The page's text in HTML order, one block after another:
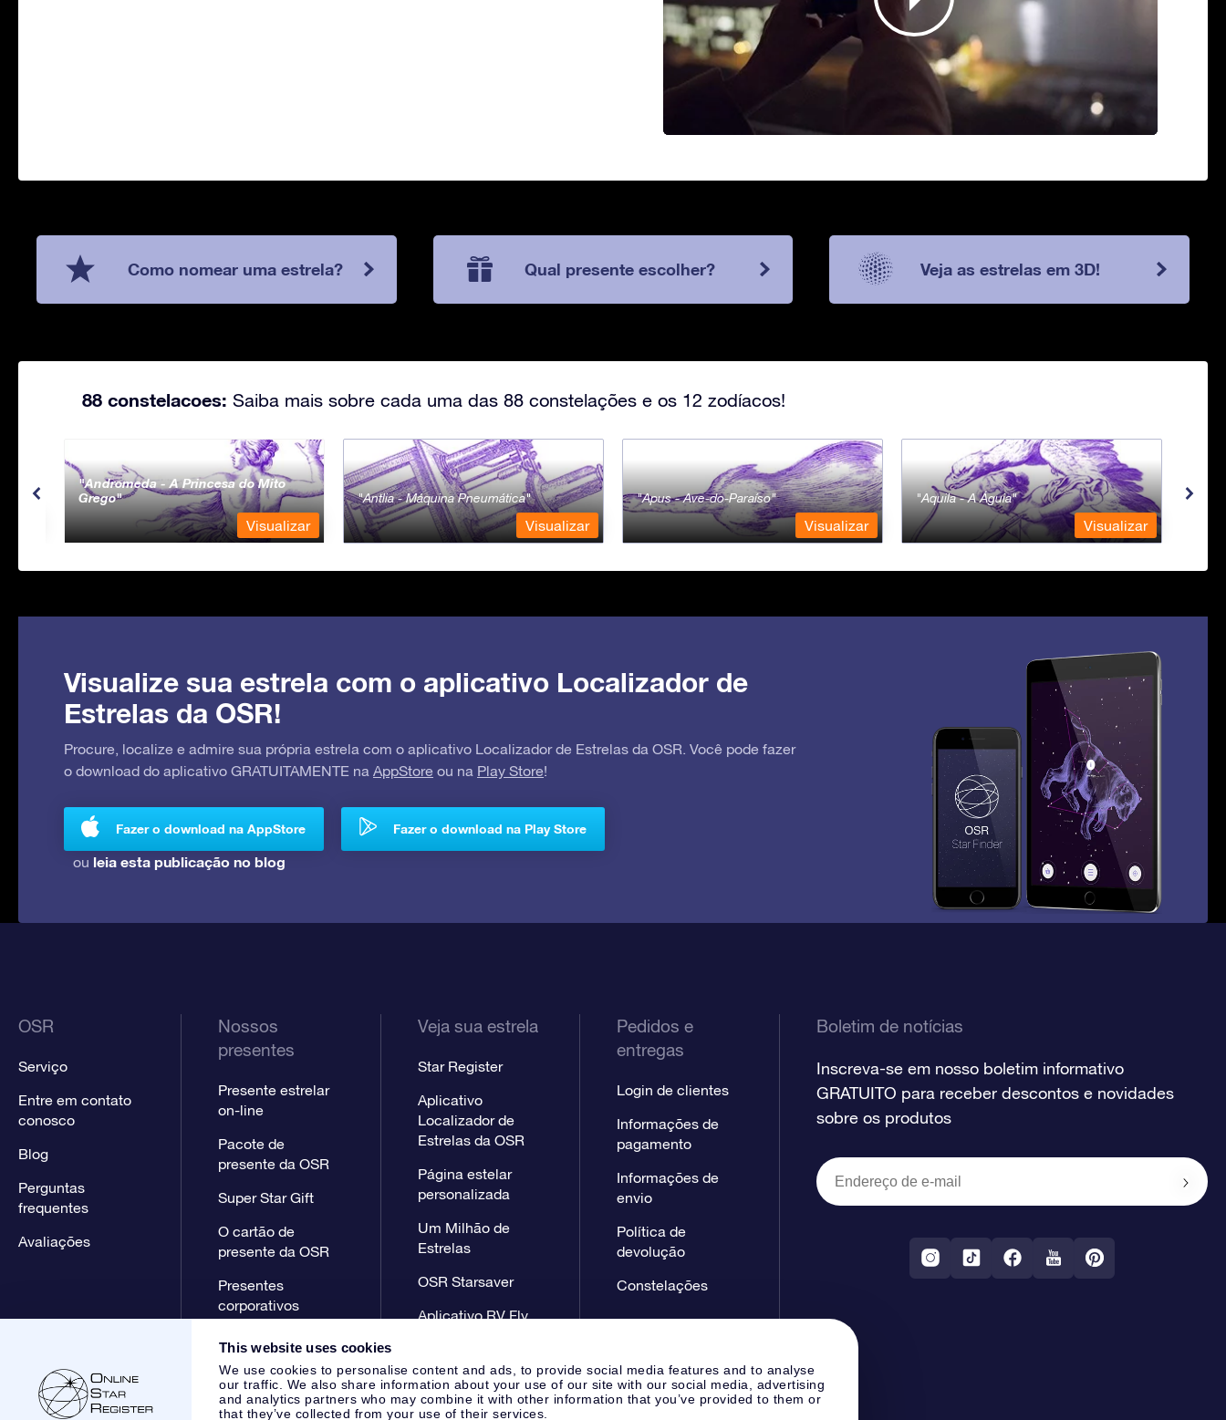
This website uses cookies
We use cookies to personalise content and ads, to provide social media features and to analyse
our traffic. We also share information about your use of our site with our social media, advertising
and analytics partners who may combine it with other information that you’ve provided to them or
that they’ve collected from your use of their services.
Como nomear uma estrela? Qual presente escolher? Veja as estrelas em 3D!
88 constelacoes: Saiba mais sobre cada uma das 88 constelações e os 12 zodíacos!
Andromeda - A Princesa do Mito
Grego
Visualizar
Antlia - Máquina Pneumática
Visualizar
Apus - Ave-do-Paraíso
Visualizar
Aquila - A Águia
Visualizar
Visualize sua estrela com o aplicativo Localizador de
Estrelas da OSR!
Procure, localize e admire sua própria estrela com o aplicativo Localizador de Estrelas da OSR. Você pode fazer
o download do aplicativo GRATUITAMENTE na AppStore ou na Play Store!
Fazer o download na AppStore Fazer o download na Play Store
ou leia esta publicação no blog
OSR
Serviço
Entre em contato
conosco
Blog
Perguntas
frequentes
Avaliações
Nossos
presentes
Presente estrelar
on-line
Pacote de
presente da OSR
Super Star Gift
O cartão de
presente da OSR
Presentes
corporativos
Veja sua estrela
Star Register
Aplicativo
Localizador de
Estrelas da OSR
Página estelar
personalizada
Um Milhão de
Estrelas
OSR Starsaver
Aplicativo RV Fly
Pedidos e
entregas
Login de clientes
Informações de
pagamento
Informações de
envio
Política de
devolução
Constelações
Boletim de notícias
Inscreva-se em nosso boletim informativo
GRATUITO para receber descontos e novidades
sobre os produtos